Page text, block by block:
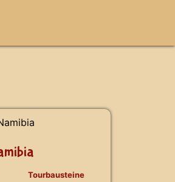
Tourbausteine